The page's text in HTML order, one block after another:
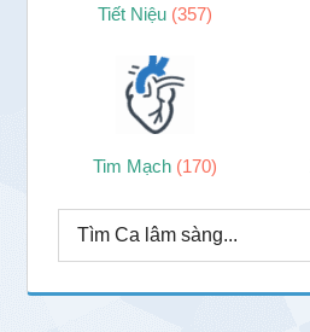
Tiết Niệu (357)
Tim Mạch (170)